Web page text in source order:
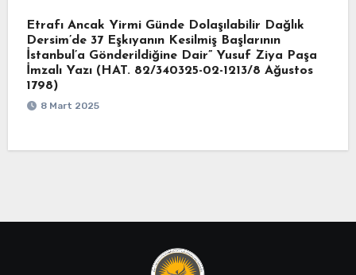
Etrafı Ancak Yirmi Günde Dolaşılabilir Dağlık
Dersim’de 37 Eşkıyanın Kesilmiş Başlarının
İstanbul’a Gönderildiğine Dair” Yusuf Ziya Paşa
İmzalı Yazı (HAT. 82/340325-02-1213/8 Ağustos
1798)
8 Mart 2025